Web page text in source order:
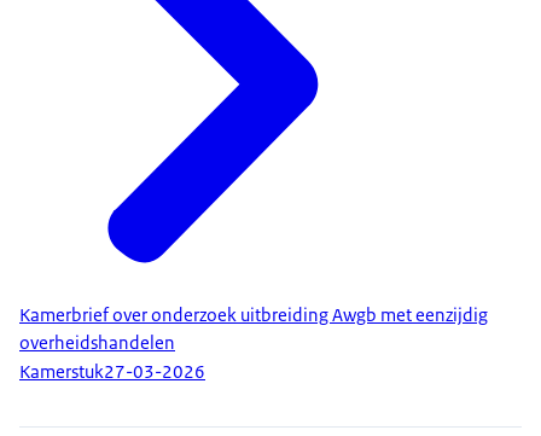
Kamerbrief over onderzoek uitbreiding Awgb met eenzijdig
overheidshandelen
Kamerstuk27-03-2026